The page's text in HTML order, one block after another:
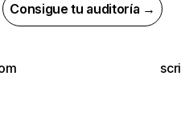
Consigue tu auditoría →